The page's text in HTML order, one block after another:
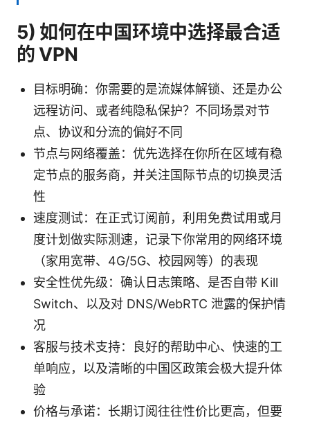
5) 如何在中国环境中选择最合适
的 VPN
目标明确：你需要的是流媒体解锁、还是办公
远程访问、或者纯隐私保护？不同场景对节
点、协议和分流的偏好不同
节点与网络覆盖：优先选择在你所在区域有稳
定节点的服务商，并关注国际节点的切换灵活
性
速度测试：在正式订阅前，利用免费试用或月
度计划做实际测速，记录下你常用的网络环境
（家用宽带、4G/5G、校园网等）的表现
安全性优先级：确认日志策略、是否自带 Kill
Switch、以及对 DNS/WebRTC 泄露的保护情
况
客服与技术支持：良好的帮助中心、快速的工
单响应，以及清晰的中国区政策会极大提升体
验
价格与承诺：长期订阅往往性价比更高，但要